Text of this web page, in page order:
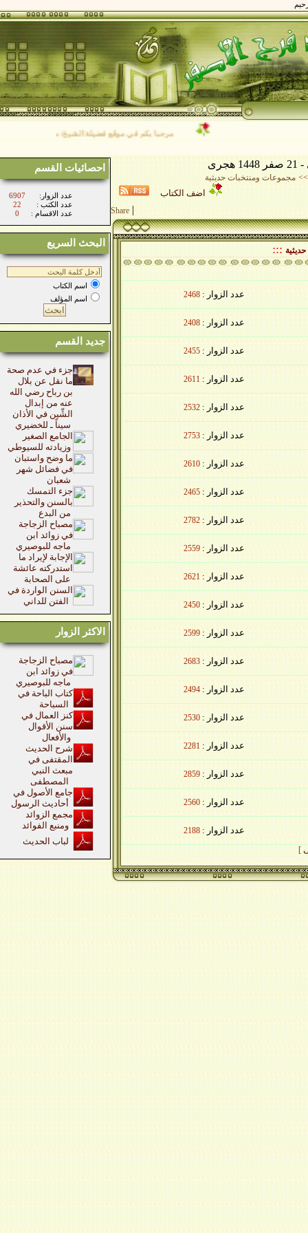
مرحبا بكم في موقع فضيلة الشيخ/ محمد فرج الأصفر
احصائيات القسم
6907
:عدد الزوار
: عدد الكتب
: عدد الاقسام
البحث السريع
اسم الكتاب
اسم المؤلف
جديد القسم
جزء في عدم صحة
ما نقل عن بلال
بن رباح رضي الله
عنه من إبدال
الشِّين في الأذان
الجامع الصغير
ما وضح واستبان
في فضائل شهر
جزء التمسك
بالسنن والتحذير
مصباح الزجاجة
في زوائد ابن
الإجابة لإيراد ما
استدركته عائشة
السنن الواردة في
الاكثر الزوار
مصباح الزجاجة
في زوائد ابن
كتاب الباحة في
السباحة
كنز العمال في
سنن الأقوال
شرح الحديث
المقتفى في
مبعث النبي
جامع الأصول في
أحاديث الرسول
مجمع الزوائد
ومنبع الفوائد
لباب الحديث
مجموعات ومنتخبات حديثية
اضف الكتاب
Share
:::
عدد الزوار :2468
عدد الزوار :2408
عدد الزوار :2455
عدد الزوار :2611
عدد الزوار :2532
عدد الزوار :2753
عدد الزوار :2610
عدد الزوار :2465
عدد الزوار :2782
عدد الزوار :2559
عدد الزوار :2621
عدد الزوار :2450
عدد الزوار :2599
عدد الزوار :2683
عدد الزوار :2494
عدد الزوار :2530
عدد الزوار :2281
عدد الزوار :2859
عدد الزوار :2560
عدد الزوار :2188